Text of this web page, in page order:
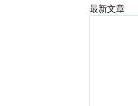
最新文章